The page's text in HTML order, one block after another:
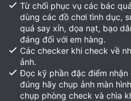
Từ chối phục vụ các bác
dùng các đồ chơi tình dục,
quá say xỉn, dọa nạt, bạo
đáng đối với em hàng.
Các checker khi check về
ảnh.
Đọc kỹ phần đặc điểm
đúng hãy chụp ảnh màn
chụp phòng check và chìa